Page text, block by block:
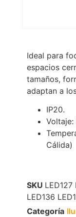
Ideal para
espacios
tamaños,
adaptan a
IP20.
Voltaje:
Cálida)
SKU LED127
LED136
Categoría